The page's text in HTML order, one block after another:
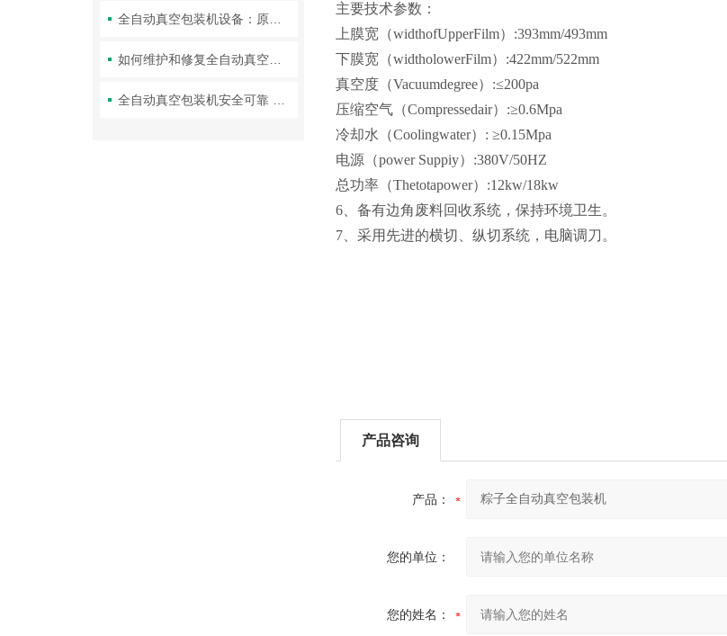
全自动真空包装机设备：原理、应用与未来发展
如何维护和修复全自动真空包装机？实用技巧分享
主要技术参数：
上膜宽（widthofUpperFilm）:393mm/493mm
下膜宽（widtholowerFilm）:422mm/522mm
真空度（Vacuumdegree）:≤200pa
压缩空气（Compressedair）:≥0.6Mpa
冷却水（Coolingwater）: ≥0.15Mpa
电源（power Suppiy）:380V/50HZ
总功率（Thetotapower）:12kw/18kw
6、备有边角废料回收系统，保持环境卫生。
7、采用先进的横切、纵切系统，电脑调刀。
产品咨询
产品：
您的单位：
您的姓名：